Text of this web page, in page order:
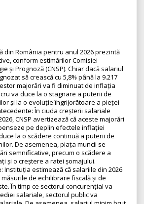
din România pentru anul 2026 prezintă
conform estimărilor Comisiei
și Prognoză (CNSP). Chiar dacă salariul
să crească cu 5,8% până la 9.217
majorări va fi diminuat de inflația
va duce la o stagnare a puterii de
și la o evoluție îngrijorătoare a pieței
În ciuda creșterii salariale
CNSP avertizează că aceste majorări
pe deplin efectele inflației
la o scădere continuă a puterii de
De asemenea, piața muncii se
semnificative, precum o scădere a
și o creștere a ratei șomajului.
Instituția estimează că salariile din 2026
de echilibrare fiscală și de
În timp ce sectorul concurențial va
salariale, sectorul public va